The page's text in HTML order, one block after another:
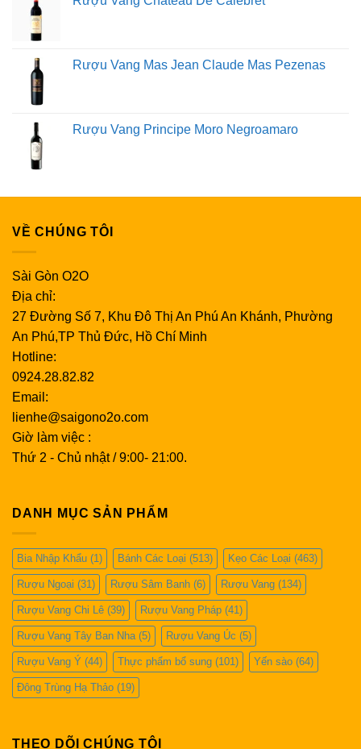
Rượu Vang Mas Jean Claude Mas Pezenas
Rượu Vang Principe Moro Negroamaro
VỀ CHÚNG TÔI
Sài Gòn O2O
Địa chỉ:
27 Đường Số 7, Khu Đô Thị An Phú An Khánh, Phường
An Phú,TP Thủ Đức, Hồ Chí Minh
Hotline:
0924.28.82.82
Email:
lienhe@saigono2o.com
Giờ làm việc :
Thứ 2 - Chủ nhật / 9:00- 21:00.
DANH MỤC SẢN PHẨM
Bia Nhập Khẩu (1) Bánh Các Loại (513) Kẹo Các Loại (463)
Rượu Ngoại (31) Rượu Sâm Banh (6) Rượu Vang (134)
Rượu Vang Chi Lê (39) Rượu Vang Pháp (41)
Rượu Vang Tây Ban Nha (5) Rượu Vang Úc (5)
Rượu Vang Ý (44) Thực phẩm bổ sung (101) Yến sào (64)
Đông Trùng Hạ Thảo (19)
THEO DÕI CHÚNG TÔI